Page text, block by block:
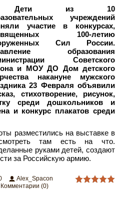
Дети из 10
учреждений
участие в конкурсах,
100-летию
Сил России.
образования
Советского
и МОУ ДО Дом детского
накануне мужского
23 Февраля объявили
стихотворение, рисунок,
среди дошкольников и
и конкурс плакатов среди
разместились на выставке в
там есть на что.
руками детей, создают
за Российскую армию.
Alex_Spacon
Комментарии (0)